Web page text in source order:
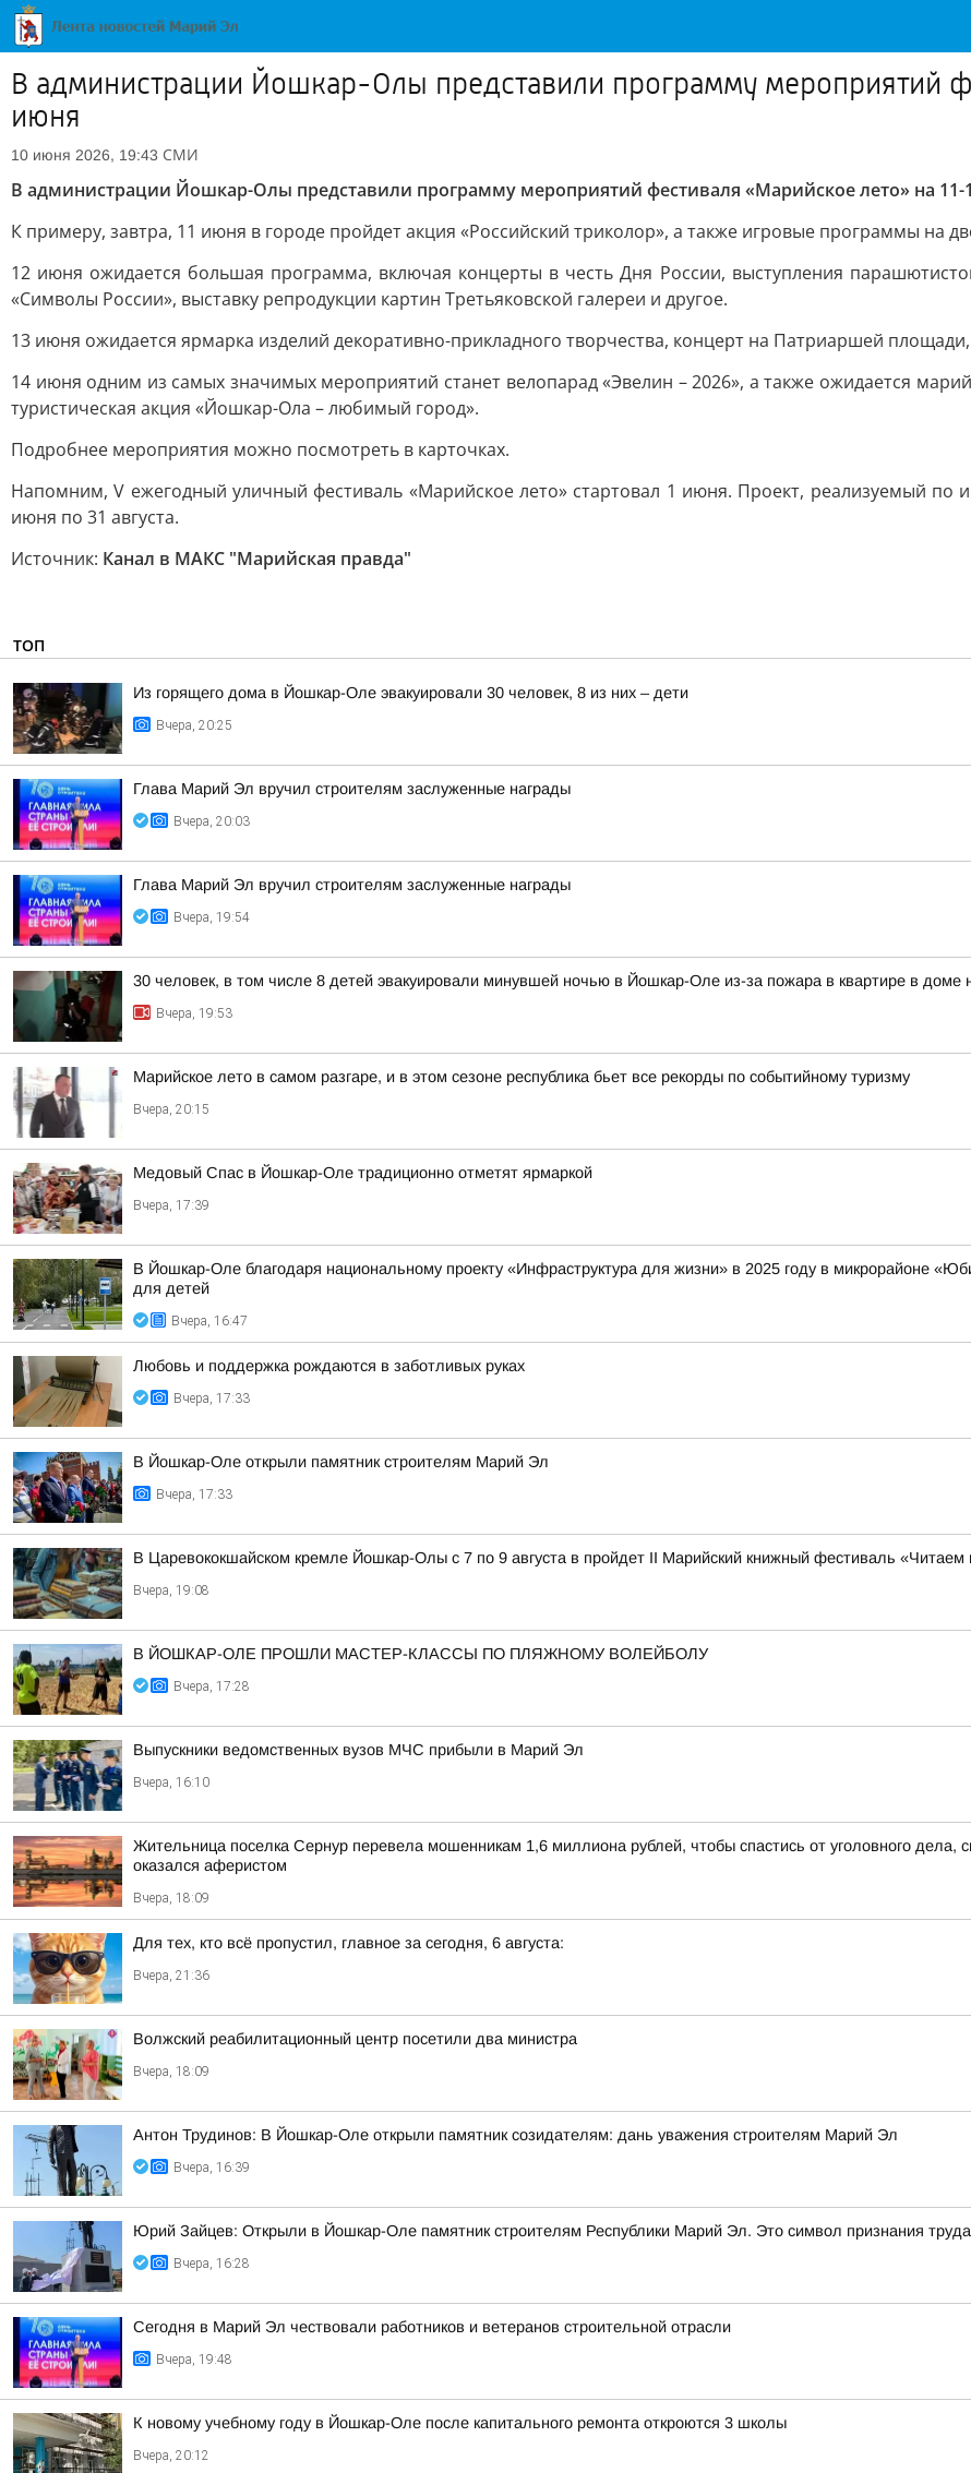
В администрации Йошкар-Олы представили программу мероприятий
июня
10 июня 2026, 19:43 СМИ
В администрации Йошкар-Олы представили программу мероприятий фестиваля «Марийское лето» на 11-
К примеру, завтра, 11 июня в городе пройдет акция «Российский триколор», а также игровые программы на
12 июня ожидается большая программа, включая концерты в честь Дня России, выступления
«Символы России», выставку репродукции картин Третьяковской галереи и другое.
13 июня ожидается ярмарка изделий декоративно-прикладного творчества, концерт на Патриаршей
14 июня одним из самых значимых мероприятий станет велопарад «Эвелин – 2026», а также ожидается
туристическая акция «Йошкар-Ола – любимый город».
Подробнее мероприятия можно посмотреть в карточках.
Напомним, V ежегодный уличный фестиваль «Марийское лето» стартовал 1 июня. Проект, реализуемый
июня по 31 августа.
Источник: Канал в МАКС "Марийская правда"
ТОП
Из горящего дома в Йошкар-Оле эвакуировали 30 человек, 8 из них – дети
Вчера, 20:25
Глава Марий Эл вручил строителям заслуженные награды
Вчера, 20:03
Глава Марий Эл вручил строителям заслуженные награды
Вчера, 19:54
30 человек, в том числе 8 детей эвакуировали минувшей ночью в Йошкар-Оле из-за пожара в квартире в
Вчера, 19:53
Марийское лето в самом разгаре, и в этом сезоне республика бьет все рекорды по событийному туризму
Вчера, 20:15
Медовый Спас в Йошкар-Оле традиционно отметят ярмаркой
Вчера, 17:39
В Йошкар-Оле благодаря национальному проекту «Инфраструктура для жизни» в 2025 году в микрорайоне
для детей
Вчера, 16:47
Любовь и поддержка рождаются в заботливых руках
Вчера, 17:33
В Йошкар-Оле открыли памятник строителям Марий Эл
Вчера, 17:33
В Царевококшайском кремле Йошкар-Олы с 7 по 9 августа в пройдет II Марийский книжный фестиваль
Вчера, 19:08
В ЙОШКАР-ОЛЕ ПРОШЛИ МАСТЕР-КЛАССЫ ПО ПЛЯЖНОМУ ВОЛЕЙБОЛУ
Вчера, 17:28
Выпускники ведомственных вузов МЧС прибыли в Марий Эл
Вчера, 16:10
Жительница поселка Сернур перевела мошенникам 1,6 миллиона рублей, чтобы спастись от уголовного дела,
оказался аферистом
Вчера, 18:09
Для тех, кто всё пропустил, главное за сегодня, 6 августа:
Вчера, 21:36
Волжский реабилитационный центр посетили два министра
Вчера, 18:09
Антон Трудинов: В Йошкар-Оле открыли памятник созидателям: дань уважения строителям Марий Эл
Вчера, 16:39
Юрий Зайцев: Открыли в Йошкар-Оле памятник строителям Республики Марий Эл. Это символ признания труда
Вчера, 16:28
Сегодня в Марий Эл чествовали работников и ветеранов строительной отрасли
Вчера, 19:48
К новому учебному году в Йошкар-Оле после капитального ремонта откроются 3 школы
Вчера, 20:12